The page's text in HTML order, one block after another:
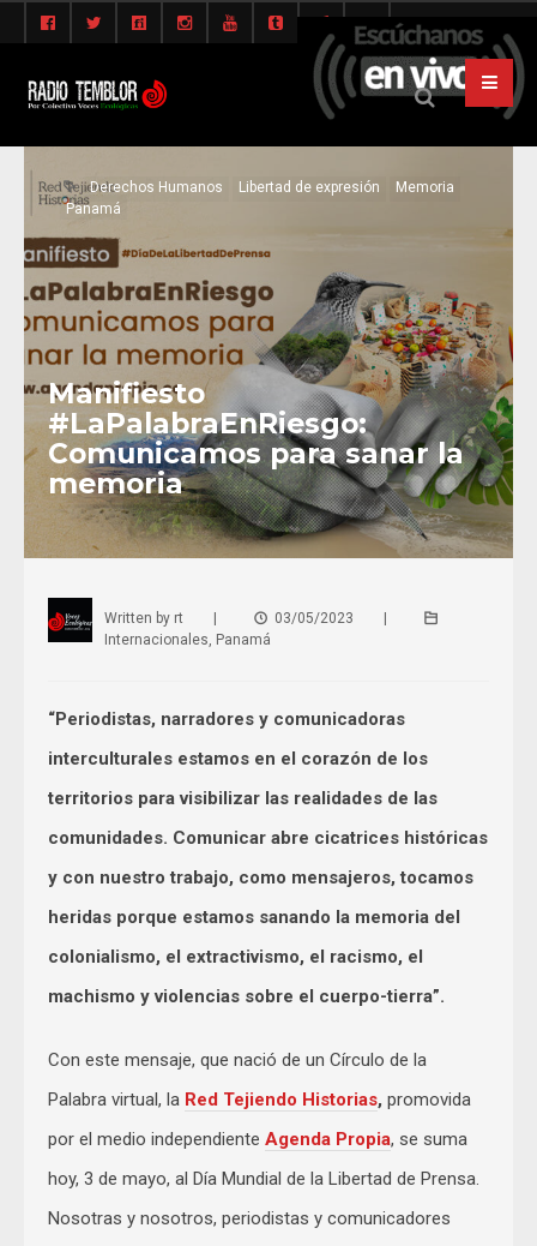
Derechos Humanos Libertad de expresión
Memoria
Panamá
Manifiesto
#LaPalabraEnRiesgo:
Comunicamos para sanar la
memoria
Written by rt 03/05/2023
Internacionales, Panamá
“Periodistas, narradores y comunicadoras
interculturales estamos en el corazón de los
territorios para visibilizar las realidades de las
comunidades. Comunicar abre cicatrices históricas
y con nuestro trabajo, como mensajeros, tocamos
heridas porque estamos sanando la memoria del
colonialismo, el extractivismo, el racismo, el
machismo y violencias sobre el cuerpo-tierra”.
Con este mensaje, que nació de un Círculo de la
Palabra virtual, la Red Tejiendo Historias, promovida
por el medio independiente Agenda Propia, se suma
hoy, 3 de mayo, al Día Mundial de la Libertad de Prensa.
Nosotras y nosotros, periodistas y comunicadores